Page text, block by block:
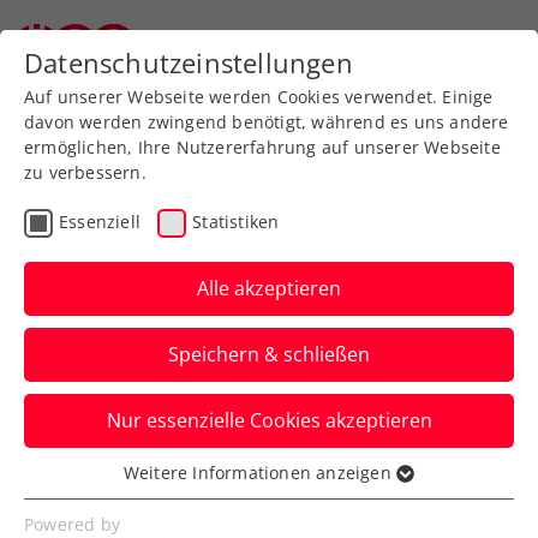
Zurück zur Newsübersicht
ITF Turniere
Alpstar Ladies Open
Vienna W75: ÖTV-Damen
trumpfen auf
Anna Pircher, Sinja Kraus und Lilli Tagger
erreichen beim ITF-Turnier in Wien der
Reihe nach das Halbfinale.
Verfasst von: Presseaussendung / Redaktion, 05.09.2025
Datenschutzeinstellungen
Auf unserer Webseite werden Cookies verwendet. Einige
davon werden zwingend benötigt, während es uns andere
ermöglichen, Ihre Nutzererfahrung auf unserer Webseite
zu verbessern.
Essenziell Statistiken
Alle akzeptieren
Speichern & schließen
Nur essenzielle Cookies akzeptieren
Essenziell
Essenzielle Cookies werden für grundlegende
Weitere Informationen anzeigen
Powered by